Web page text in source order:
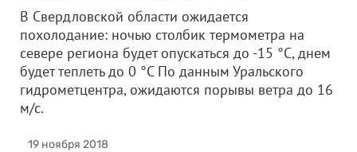
В Свердловской области ожидается
похолодание: ночью столбик термометра на
севере региона будет опускаться до -15 °C, днем
будет теплеть до 0 °C По данным Уральского
гидрометцентра, ожидаются порывы ветра до 16
м/c.
19 ноября 2018